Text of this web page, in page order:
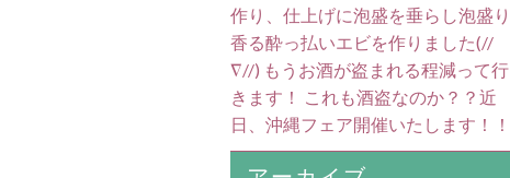
作り、仕上げに泡盛を垂らし泡盛り
香る酔っ払いエビを作りました(//
∇//) もうお酒が盗まれる程減って行
きます！ これも酒盗なのか？？近
日、沖縄フェア開催いたします！！